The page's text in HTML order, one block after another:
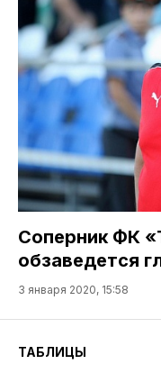
Соперник ФК
обзаведется
3 января 2020, 15:58
ТАБЛИЦЫ